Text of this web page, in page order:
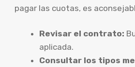
pagar las cuotas, es
Revisar el contrato:
aplicada.
Consultar los tipos